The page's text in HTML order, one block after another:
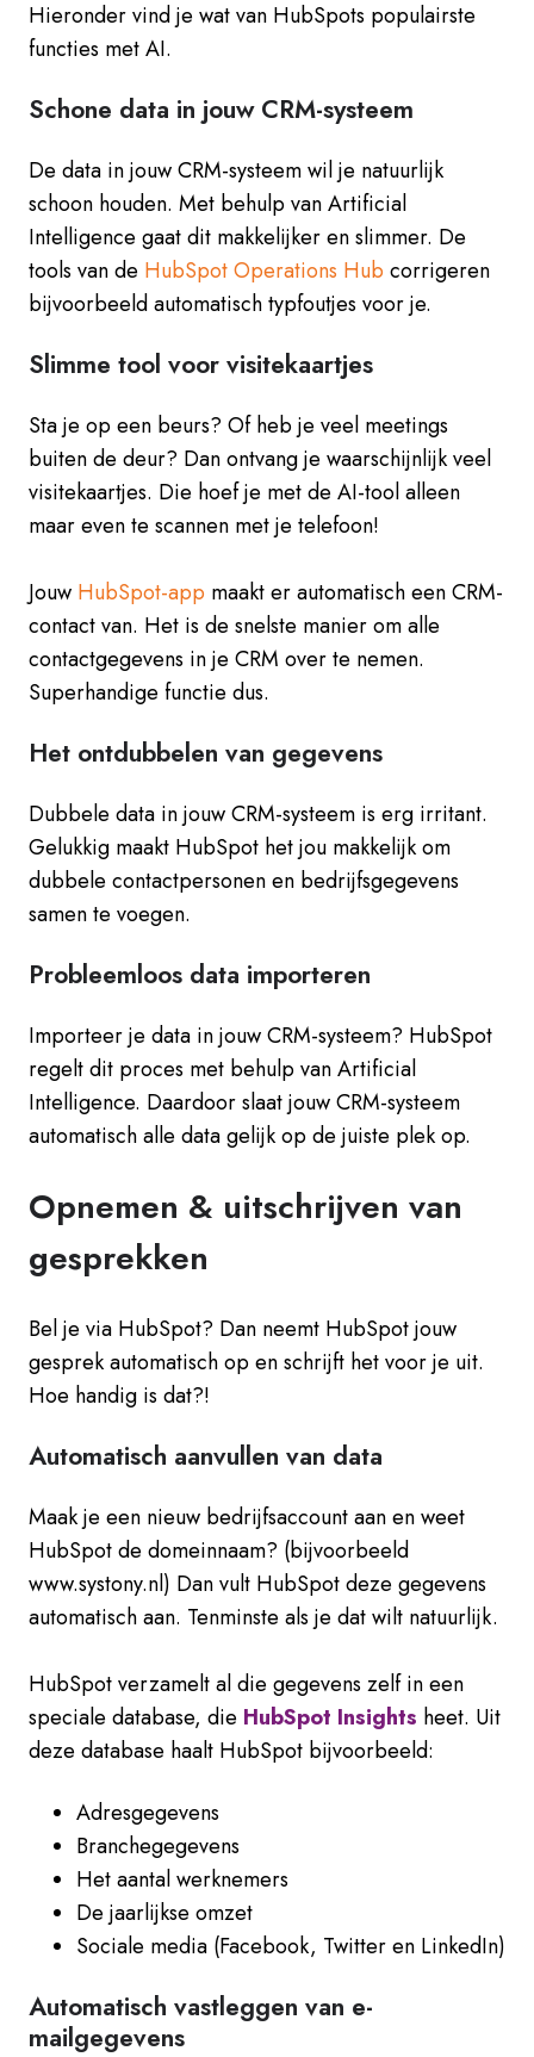
Hieronder vind je wat van HubSpots populairste
functies met AI.
Schone data in jouw CRM-systeem
De data in jouw CRM-systeem wil je natuurlijk
schoon houden. Met behulp van Artificial
Intelligence gaat dit makkelijker en slimmer. De
tools van de HubSpot Operations Hub corrigeren
bijvoorbeeld automatisch typfoutjes voor je.
Slimme tool voor visitekaartjes
Sta je op een beurs? Of heb je veel meetings
buiten de deur? Dan ontvang je waarschijnlijk veel
visitekaartjes. Die hoef je met de AI-tool alleen
maar even te scannen met je telefoon!
Jouw HubSpot-app maakt er automatisch een CRM-
contact van. Het is de snelste manier om alle
contactgegevens in je CRM over te nemen.
Superhandige functie dus.
Het ontdubbelen van gegevens
Dubbele data in jouw CRM-systeem is erg irritant.
Gelukkig maakt HubSpot het jou makkelijk om
dubbele contactpersonen en bedrijfsgegevens
samen te voegen.
Probleemloos data importeren
Importeer je data in jouw CRM-systeem? HubSpot
regelt dit proces met behulp van Artificial
Intelligence. Daardoor slaat jouw CRM-systeem
automatisch alle data gelijk op de juiste plek op.
Opnemen & uitschrijven van
gesprekken
Bel je via HubSpot? Dan neemt HubSpot jouw
gesprek automatisch op en schrijft het voor je uit.
Hoe handig is dat?!
Automatisch aanvullen van data
Maak je een nieuw bedrijfsaccount aan en weet
HubSpot de domeinnaam? (bijvoorbeeld
www.systony.nl) Dan vult HubSpot deze gegevens
automatisch aan. Tenminste als je dat wilt natuurlijk.
HubSpot verzamelt al die gegevens zelf in een
speciale database, die HubSpot Insights heet. Uit
deze database haalt HubSpot bijvoorbeeld:
Adresgegevens
Branchegegevens
Het aantal werknemers
De jaarlijkse omzet
Sociale media (Facebook, Twitter en LinkedIn)
Automatisch vastleggen van e-
mailgegevens